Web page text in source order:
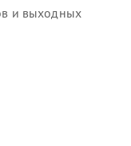
и выходных